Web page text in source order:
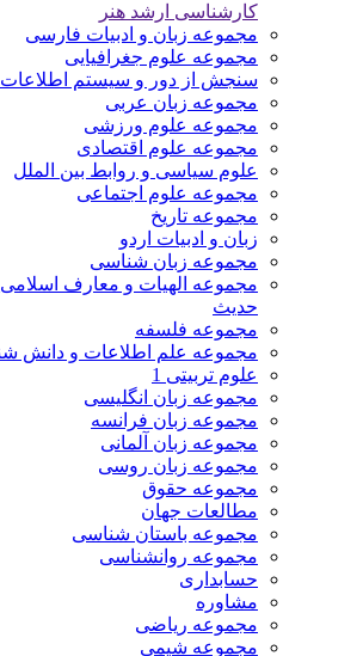
کارشناسی ارشد هنر
مجموعه زبان و ادبیات فارسی
مجموعه علوم جغرافیایی
سنجش از دور و سیستم اطلاعات
مجموعه زبان عربی
مجموعه علوم ورزشی
مجموعه علوم اقتصادی
علوم سیاسی و روابط بین الملل
مجموعه علوم اجتماعی
مجموعه تاریخ
زبان و ادبیات اردو
مجموعه زبان شناسی
مجموعه الهیات و معارف
حدیث
مجموعه فلسفه
مجموعه علم اطلاعات و دانش
علوم تربیتی 1
مجموعه زبان انگلیسی
مجموعه زبان فرانسه
مجموعه زبان آلمانی
مجموعه زبان روسی
مجموعه حقوق
مطالعات جهان
مجموعه باستان شناسی
مجموعه روانشناسی
حسابداری
مشاوره
مجموعه ریاضی
مجموعه شیمی